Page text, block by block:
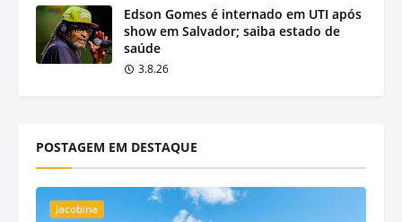
Edson Gomes é internado em UTI após
show em Salvador; saiba estado de
saúde
3.8.26
POSTAGEM EM DESTAQUE
Jacobina